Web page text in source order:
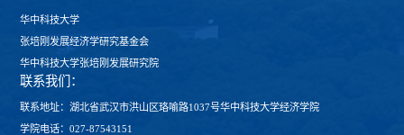
华中科技大学
张培刚发展经济学研究基金会
华中科技大学张培刚发展研究院
联系我们：
联系地址：湖北省武汉市洪山区珞喻路1037号华中科技大学经济学院
学院电话：027-87543151